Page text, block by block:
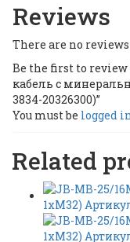
Reviews
There are no
Be the first to
кабель с
3834-20326300)”
You must be logged
Related